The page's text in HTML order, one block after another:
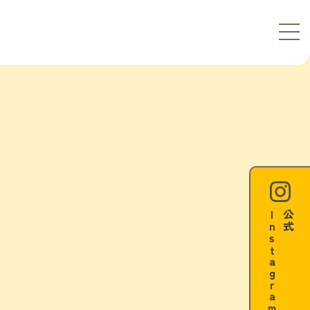
公
式
I
n
s
t
a
g
r
a
m